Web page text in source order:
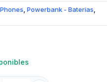
Powerbank - Baterias